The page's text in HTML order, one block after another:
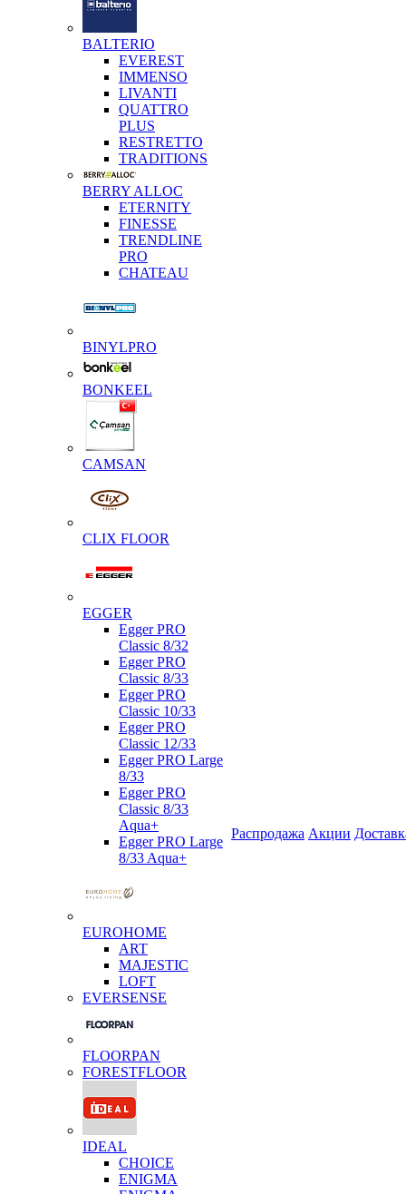
BALTERIO
EVEREST
IMMENSO
LIVANTI
QUATTRO
PLUS
RESTRETTO
TRADITIONS
BERRY ALLOC
ETERNITY
FINESSE
TRENDLINE
PRO
CHATEAU
BINYLPRO
BONKEEL
CAMSAN
CLIX FLOOR
EGGER
Egger PRO
Classic 8/32
Egger PRO
Classic 8/33
Egger PRO
Classic 10/33
Egger PRO
Classic 12/33
Egger PRO Large
8/33
Egger PRO
Classic 8/33
Aqua+
Egger PRO Large
8/33 Aqua+
EUROHOME
ART
MAJESTIC
LOFT
EVERSENSE
FLOORPAN
FORESTFLOOR
IDEAL
CHOICE
ENIGMA
Распродажа Акции